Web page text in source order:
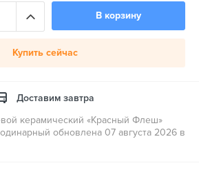
В корзину
Купить сейчас
Доставим завтра
керамический «Красный Флеш»
обновлена 07 августа 2026 в